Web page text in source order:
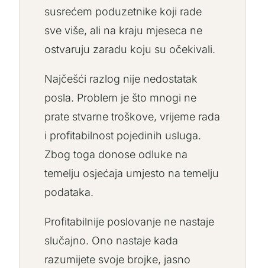
susrećem poduzetnike koji rade
sve više, ali na kraju mjeseca ne
ostvaruju zaradu koju su očekivali.
Najčešći razlog nije nedostatak
posla. Problem je što mnogi ne
prate stvarne troškove, vrijeme rada
i profitabilnost pojedinih usluga.
Zbog toga donose odluke na
temelju osjećaja umjesto na temelju
podataka.
Profitabilnije poslovanje ne nastaje
slučajno. Ono nastaje kada
razumijete svoje brojke, jasno